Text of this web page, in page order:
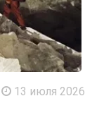
13 июля 2026